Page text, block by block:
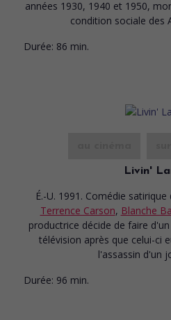
années 1930, 1940 et 1950,
condition sociale des
Durée: 86 min.
Livin'
É.-U. 1991. Comédie satirique
Terrence Carson, Blanche
productrice décide de faire
télévision après que celui-ci
l'assassin d'un
Durée: 96 min.